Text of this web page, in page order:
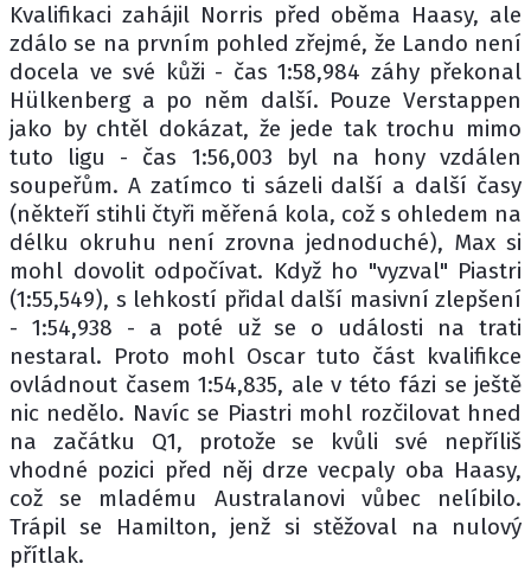
Kvalifikaci zahájil Norris před oběma Haasy, ale
zdálo se na prvním pohled zřejmé, že Lando není
docela ve své kůži - čas 1:58,984 záhy překonal
Hülkenberg a po něm další. Pouze Verstappen
jako by chtěl dokázat, že jede tak trochu mimo
tuto ligu - čas 1:56,003 byl na hony vzdálen
soupeřům. A zatímco ti sázeli další a další časy
(někteří stihli čtyři měřená kola, což s ohledem na
délku okruhu není zrovna jednoduché), Max si
mohl dovolit odpočívat. Když ho "vyzval" Piastri
(1:55,549), s lehkostí přidal další masivní zlepšení
- 1:54,938 - a poté už se o události na trati
nestaral. Proto mohl Oscar tuto část kvalifikce
ovládnout časem 1:54,835, ale v této fázi se ještě
nic nedělo. Navíc se Piastri mohl rozčilovat hned
na začátku Q1, protože se kvůli své nepříliš
vhodné pozici před něj drze vecpaly oba Haasy,
což se mladému Australanovi vůbec nelíbilo.
Trápil se Hamilton, jenž si stěžoval na nulový
přítlak.